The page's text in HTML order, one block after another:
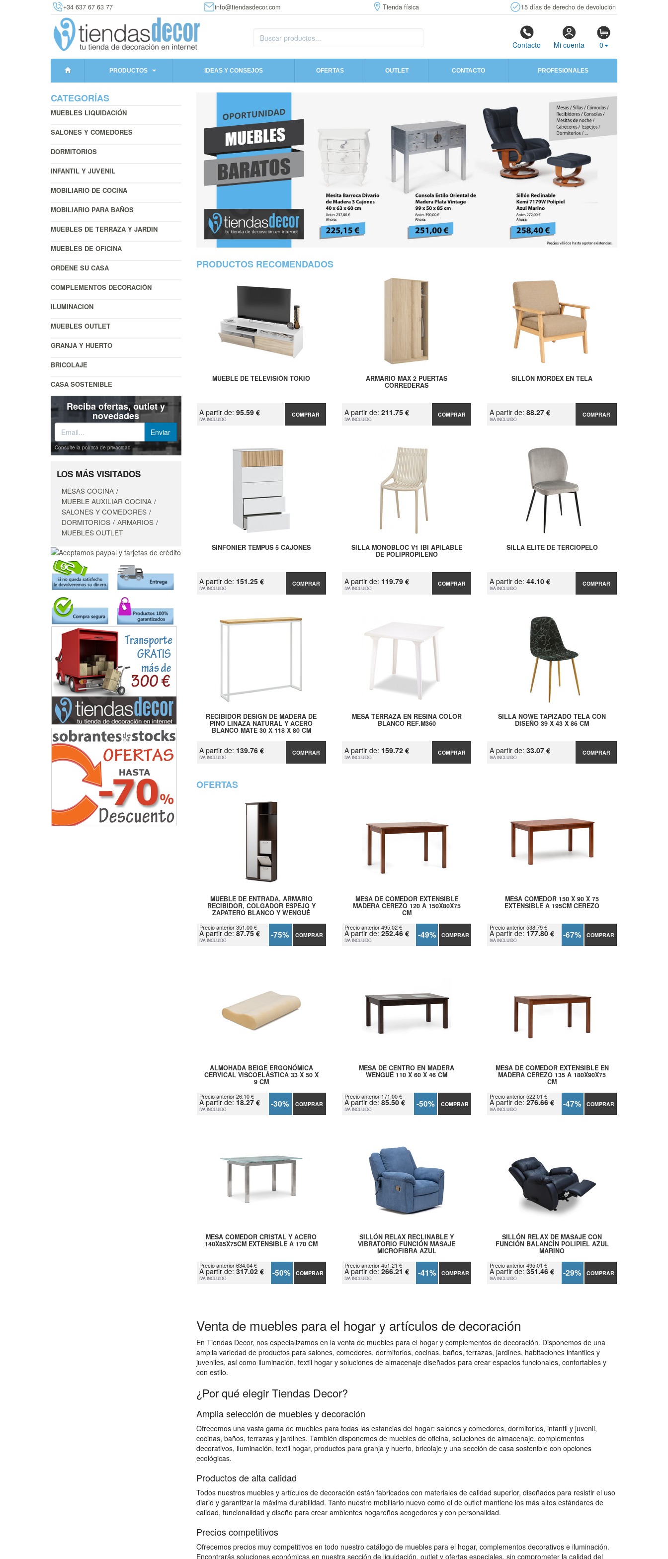
+34 637 67 63 77 info@tiendasdecor.com Tienda física 15 días de derecho de devolución
Contacto Mi cuenta 0
PRODUCTOS IDEAS Y CONSEJOS OFERTAS OUTLET CONTACTO PROFESIONALES
CATEGORÍAS
MUEBLES LIQUIDACIÓN
SALONES Y COMEDORES
DORMITORIOS
INFANTIL Y JUVENIL
MOBILIARIO DE COCINA
MOBILIARIO PARA BAÑOS
MUEBLES DE TERRAZA Y JARDIN
MUEBLES DE OFICINA
ORDENE SU CASA
COMPLEMENTOS DECORACIÓN
ILUMINACION
MUEBLES OUTLET
GRANJA Y HUERTO
BRICOLAJE
CASA SOSTENIBLE
Reciba ofertas, outlet y
novedades
Consulte la política de privacidad
LOS MÁS VISITADOS
MESAS COCINA
MUEBLE AUXILIAR COCINA
SALONES Y COMEDORES
DORMITORIOS
ARMARIOS
MUEBLES OUTLET
PRODUCTOS RECOMENDADOS
MUEBLE DE TELEVISIÓN TOKIO
A partir de: 95.59 €
IVA INCLUIDO
COMPRAR
ARMARIO MAX 2 PUERTAS
CORREDERAS
A partir de: 211.75 €
IVA INCLUIDO
COMPRAR
SILLÓN MORDEX EN TELA
A partir de:88.27 €
IVA INCLUIDO
COMPRAR
SINFONIER TEMPUS 5 CAJONES
A partir de: 151.25 €
IVA INCLUIDO
COMPRAR
SILLA MONOBLOC V1 IBI APILABLE
DE POLIPROPILENO
A partir de: 119.79 €
IVA INCLUIDO
COMPRAR
SILLA ELITE DE TERCIOPELO
A partir de:44.10 €
IVA INCLUIDO
COMPRAR
RECIBIDOR DESIGN DE MADERA DE
PINO LINAZA NATURAL Y ACERO
BLANCO MATE 30 X 118 X 80 CM
A partir de: 139.76 €
IVA INCLUIDO
COMPRAR
MESA TERRAZA EN RESINA COLOR
BLANCO REF.M360
A partir de: 159.72 €
IVA INCLUIDO
COMPRAR
SILLA NOWE TAPIZADO TELA CON
DISEÑO 39 X 43 X 86 CM
A partir de:33.07 €
IVA INCLUIDO
COMPRAR
OFERTAS
MUEBLE DE ENTRADA, ARMARIO
RECIBIDOR, COLGADOR ESPEJO Y
ZAPATERO BLANCO Y WENGUÉ
Precio anterior 351.00 €
A partir de: 87.75 €
IVA INCLUIDO -75% COMPRAR
MESA DE COMEDOR EXTENSIBLE
MADERA CEREZO 120 A 150X80X75
CM
Precio anterior 495.02 €
A partir de: 252.46 €
IVA INCLUIDO -49% COMPRAR
MESA COMEDOR 150 X 90 X 75
EXTENSIBLE A 195CM CEREZO
Precio anterior 538.79 €
A partir de: 177.80 €
IVA INCLUIDO -67% COMPRAR
ALMOHADA BEIGE ERGONÓMICA
CERVICAL VISCOELÁSTICA 33 X 50 X
9 CM
Precio anterior 26.10 €
A partir de: 18.27 €
IVA INCLUIDO -30% COMPRAR
MESA DE CENTRO EN MADERA
WENGUÉ 110 X 60 X 46 CM
Precio anterior 171.00 €
A partir de: 85.50 €
IVA INCLUIDO -50% COMPRAR
MESA DE COMEDOR EXTENSIBLE EN
MADERA CEREZO 135 A 180X90X75
CM
Precio anterior 522.01 €
A partir de:276.66 €
IVA INCLUIDO -47% COMPRAR
MESA COMEDOR CRISTAL Y ACERO
140X85X75CM EXTENSIBLE A 170 CM
Precio anterior 634.04 €
A partir de: 317.02 €
IVA INCLUIDO -50% COMPRAR
SILLÓN RELAX RECLINABLE Y
VIBRATORIO FUNCIÓN MASAJE
MICROFIBRA AZUL
Precio anterior 451.21 €
A partir de: 266.21 €
IVA INCLUIDO -41% COMPRAR
SILLÓN RELAX DE MASAJE CON
FUNCIÓN BALANCÍN POLIPIEL AZUL
MARINO
Precio anterior 495.01 €
A partir de:351.46 €
IVA INCLUIDO -29% COMPRAR
Venta de muebles para el hogar y artículos de decoración
En Tiendas Decor, nos especializamos en la venta de muebles para el hogar y complementos de decoración. Disponemos de una
amplia variedad de productos para salones, comedores, dormitorios, cocinas, baños, terrazas, jardines, habitaciones infantiles y
juveniles, así como iluminación, textil hogar y soluciones de almacenaje diseñados para crear espacios funcionales, confortables y
con estilo.
¿Por qué elegir Tiendas Decor?
Amplia selección de muebles y decoración
Ofrecemos una vasta gama de muebles para todas las estancias del hogar: salones y comedores, dormitorios, infantil y juvenil,
cocinas, baños, terrazas y jardines. También disponemos de muebles de oficina, soluciones de almacenaje, complementos
decorativos, iluminación, textil hogar, productos para granja y huerto, bricolaje y una sección de casa sostenible con opciones
ecológicas.
Productos de alta calidad
Todos nuestros muebles y artículos de decoración están fabricados con materiales de calidad superior, diseñados para resistir el uso
diario y garantizar la máxima durabilidad. Tanto nuestro mobiliario nuevo como el de outlet mantiene los más altos estándares de
calidad, funcionalidad y diseño para crear ambientes hogareños acogedores y con personalidad.
Precios competitivos
Ofrecemos precios muy competitivos en todo nuestro catálogo de muebles para el hogar, complementos decorativos e iluminación.
Encontrarás soluciones económicas en nuestra sección de liquidación, outlet y ofertas especiales, sin comprometer la calidad del